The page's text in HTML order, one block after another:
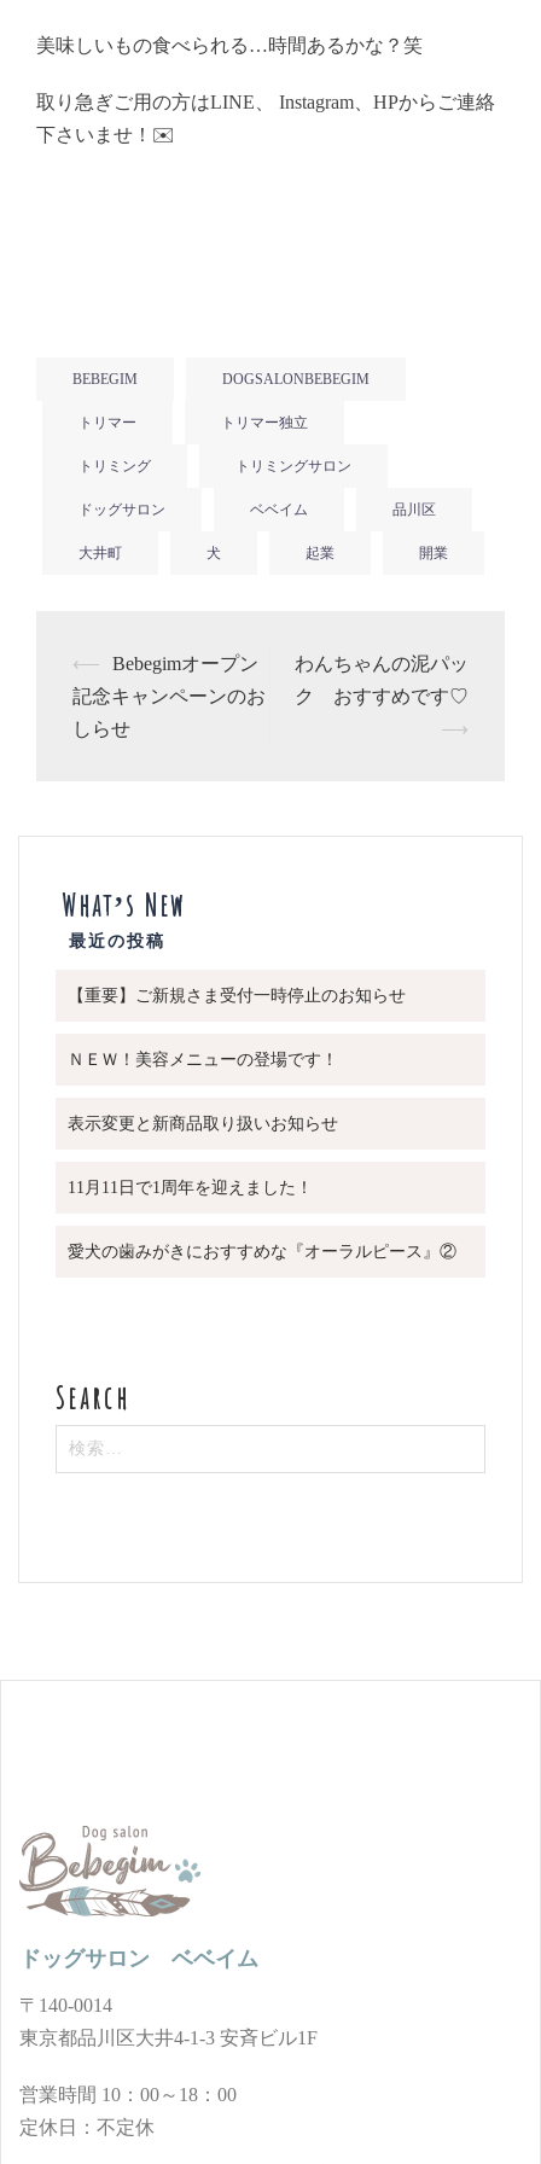
美味しいもの食べられる…時間あるかな？笑
取り急ぎご用の方はLINE、 Instagram、HPからご連絡
下さいませ！✉️
BEBEGIM DOGSALONBEBEGIM
トリマー トリマー独立
トリミング トリミングサロン
ドッグサロン ベベイム 品川区
大井町 犬 起業 開業
投
稿
ナ
シ
ョ
⟵
Bebegimオープン
記念キャンペーンのお
しらせ
わんちゃんの泥パッ
ク おすすめです♡
⟶
What’s New
【重要】ご新規さま受付一時停止のお知らせ
ＮＥＷ！美容メニューの登場です！
表示変更と新商品取り扱いお知らせ
11月11日で1周年を迎えました！
愛犬の歯みがきにおすすめな『オーラルピース』②
検
ドッグサロン ベベイム
〒140-0014
東京都品川区大井4-1-3 安斉ビル1F
営業時間 10：00～18：00
定休日：不定休